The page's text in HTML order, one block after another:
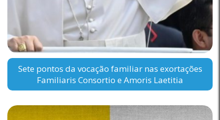
Sete pontos da vocação familiar nas exortações
Familiaris Consortio e Amoris Laetitia